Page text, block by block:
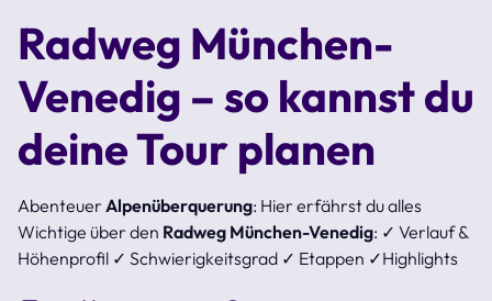
Radweg München-
Venedig – so kannst du
deine Tour planen
Abenteuer Alpenüberquerung: Hier erfährst du alles
Wichtige über den Radweg München-Venedig: ✓ Verlauf &
Höhenprofil ✓ Schwierigkeitsgrad ✓ Etappen ✓Highlights